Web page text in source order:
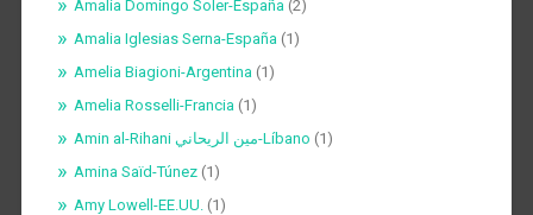
Amalia Domingo Soler-España (2)
Amalia Iglesias Serna-España (1)
Amelia Biagioni-Argentina (1)
Amelia Rosselli-Francia (1)
Amin al-Rihani مين الريحاني-Líbano (1)
Amina Saïd-Túnez(1)
Amy Lowell-EE.UU. (1)